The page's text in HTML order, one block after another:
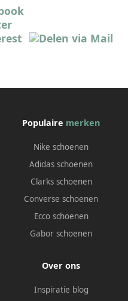
Populaire merken
Nike schoenen
Adidas schoenen
Clarks schoenen
Converse schoenen
Ecco schoenen
Gabor schoenen
Over ons
Inspiratie blog